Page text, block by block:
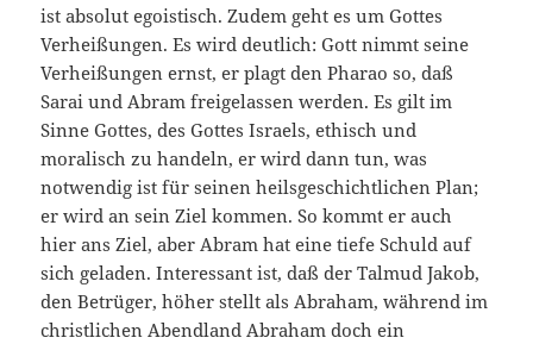
ist absolut egoistisch. Zudem geht es um Gottes
Verheißungen. Es wird deutlich: Gott nimmt seine
Verheißungen ernst, er plagt den Pharao so, daß
Sarai und Abram freigelassen werden. Es gilt im
Sinne Gottes, des Gottes Israels, ethisch und
moralisch zu handeln, er wird dann tun, was
notwendig ist für seinen heilsgeschichtlichen Plan;
er wird an sein Ziel kommen. So kommt er auch
hier ans Ziel, aber Abram hat eine tiefe Schuld auf
sich geladen. Interessant ist, daß der Talmud Jakob,
den Betrüger, höher stellt als Abraham, während im
christlichen Abendland Abraham doch ein